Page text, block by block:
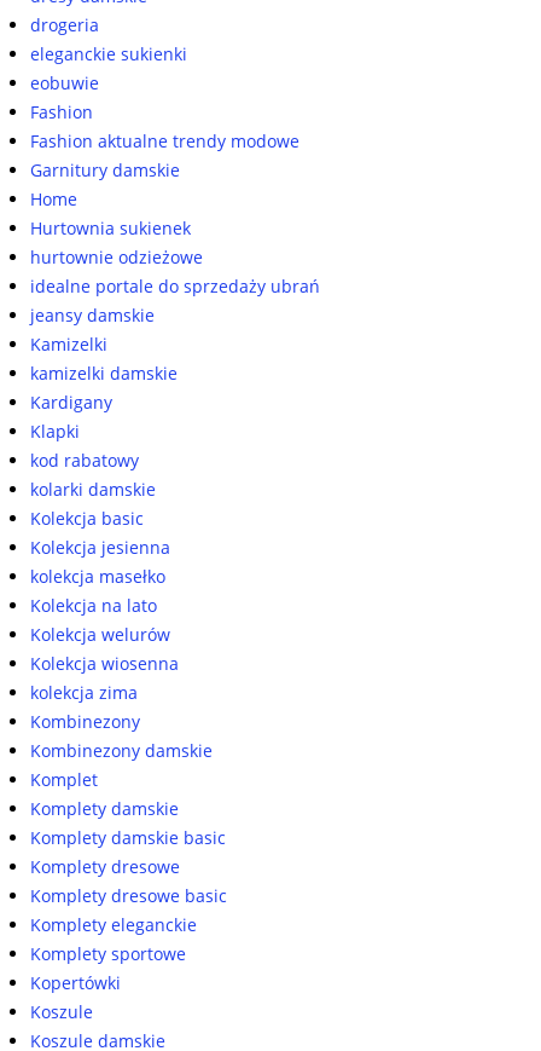
drogeria
eleganckie sukienki
eobuwie
Fashion
Fashion aktualne trendy modowe
Garnitury damskie
Home
Hurtownia sukienek
hurtownie odzieżowe
idealne portale do sprzedaży ubrań
jeansy damskie
Kamizelki
kamizelki damskie
Kardigany
Klapki
kod rabatowy
kolarki damskie
Kolekcja basic
Kolekcja jesienna
kolekcja masełko
Kolekcja na lato
Kolekcja welurów
Kolekcja wiosenna
kolekcja zima
Kombinezony
Kombinezony damskie
Komplet
Komplety damskie
Komplety damskie basic
Komplety dresowe
Komplety dresowe basic
Komplety eleganckie
Komplety sportowe
Kopertówki
Koszule
Koszule damskie